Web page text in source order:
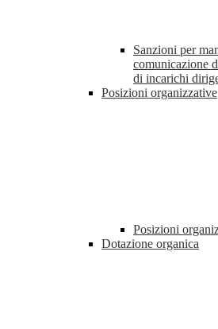
Sanzioni per
comunicazione
di incarichi
Posizioni organizzative
Posizioni
Dotazione organica